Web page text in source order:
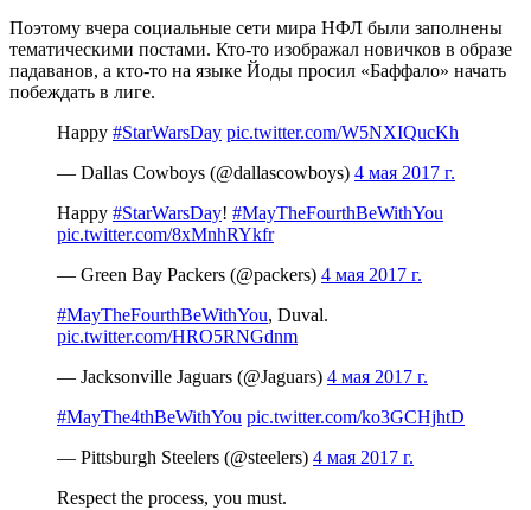
Поэтому вчера социальные сети мира НФЛ были заполнены
тематическими постами. Кто-то изображал новичков в образе
падаванов, а кто-то на языке Йоды просил «Баффало» начать
побеждать в лиге.
Happy #StarWarsDay pic.twitter.com/W5NXIQucKh
— Dallas Cowboys (@dallascowboys) 4 мая 2017 г.
Happy #StarWarsDay! #MayTheFourthBeWithYou
pic.twitter.com/8xMnhRYkfr
— Green Bay Packers (@packers) 4 мая 2017 г.
#MayTheFourthBeWithYou, Duval.
pic.twitter.com/HRO5RNGdnm
— Jacksonville Jaguars (@Jaguars) 4 мая 2017 г.
#MayThe4thBeWithYou pic.twitter.com/ko3GCHjhtD
— Pittsburgh Steelers (@steelers) 4 мая 2017 г.
Respect the process, you must.